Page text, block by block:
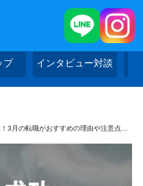
プ インタビュー対談
の転職がおすすめの理由や注意点を解説